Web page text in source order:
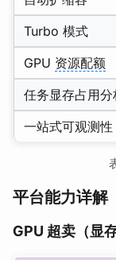
Turbo 模式
GPU 资源配额
任务显存占用分
一站式可观测性
平台能力详解
GPU 超卖（显